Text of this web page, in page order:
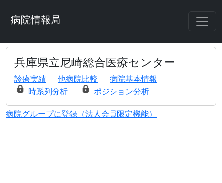
病院情報局
兵庫県立尼崎総合医療センター
診療実績 他病院比較
病院基本情報
時系列分析
ポジション分析
病院グループに登録（法人会員限定機能）